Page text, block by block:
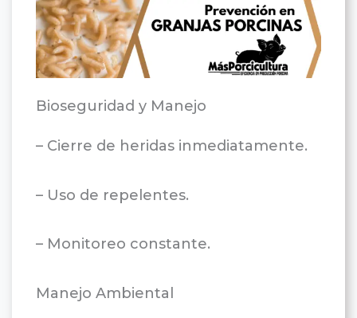
Bioseguridad y Manejo
– Cierre de heridas inmediatamente.
– Uso de repelentes.
– Monitoreo constante.
Manejo Ambiental